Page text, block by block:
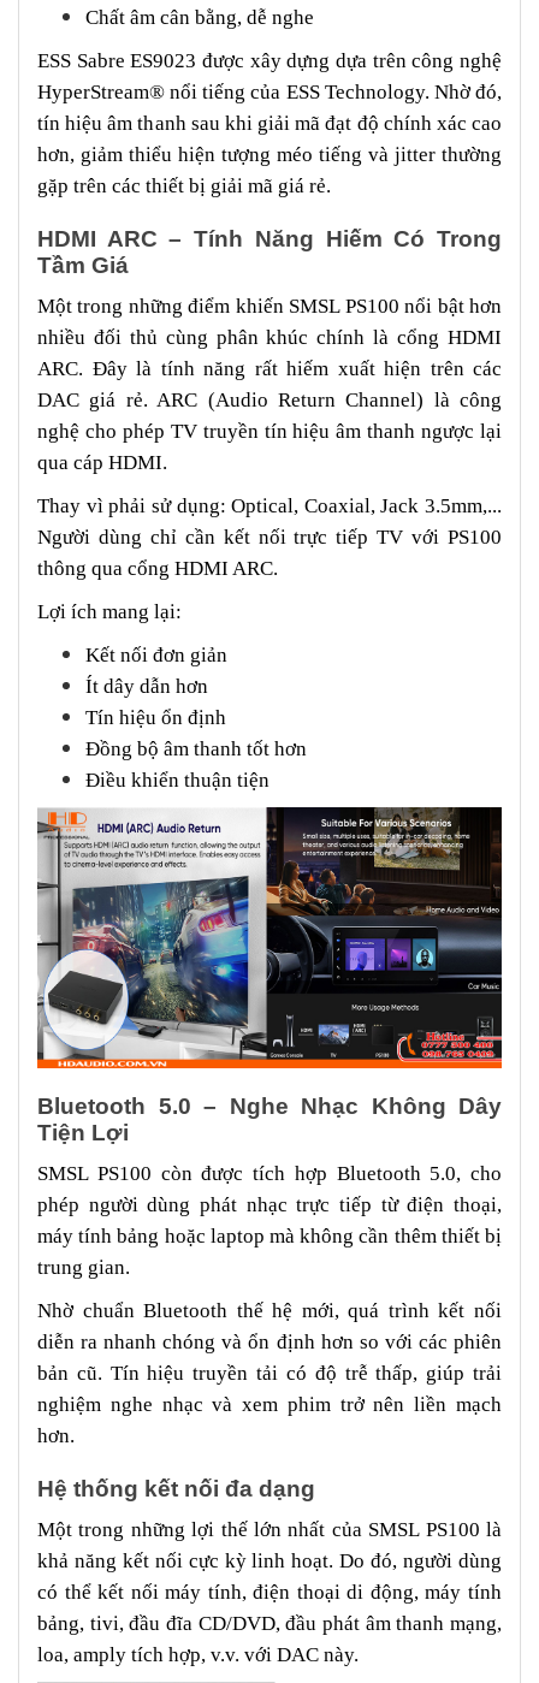
Chất âm cân bằng, dễ nghe
ESS Sabre ES9023 được xây dựng dựa trên công nghệ
HyperStream® nổi tiếng của ESS Technology. Nhờ đó,
tín hiệu âm thanh sau khi giải mã đạt độ chính xác cao
hơn, giảm thiểu hiện tượng méo tiếng và jitter thường
gặp trên các thiết bị giải mã giá rẻ.
HDMI ARC – Tính Năng Hiếm Có Trong
Tầm Giá
Một trong những điểm khiến SMSL PS100 nổi bật hơn
nhiều đối thủ cùng phân khúc chính là cổng HDMI
ARC. Đây là tính năng rất hiếm xuất hiện trên các
DAC giá rẻ. ARC (Audio Return Channel) là công
nghệ cho phép TV truyền tín hiệu âm thanh ngược lại
qua cáp HDMI.
Thay vì phải sử dụng: Optical, Coaxial, Jack 3.5mm,...
Người dùng chỉ cần kết nối trực tiếp TV với PS100
thông qua cổng HDMI ARC.
Lợi ích mang lại:
Kết nối đơn giản
Ít dây dẫn hơn
Tín hiệu ổn định
Đồng bộ âm thanh tốt hơn
Điều khiển thuận tiện
Bluetooth 5.0 – Nghe Nhạc Không Dây
Tiện Lợi
SMSL PS100 còn được tích hợp Bluetooth 5.0, cho
phép người dùng phát nhạc trực tiếp từ điện thoại,
máy tính bảng hoặc laptop mà không cần thêm thiết bị
trung gian.
Nhờ chuẩn Bluetooth thế hệ mới, quá trình kết nối
diễn ra nhanh chóng và ổn định hơn so với các phiên
bản cũ. Tín hiệu truyền tải có độ trễ thấp, giúp trải
nghiệm nghe nhạc và xem phim trở nên liền mạch
hơn.
Hệ thống kết nối đa dạng
Một trong những lợi thế lớn nhất của SMSL PS100 là
khả năng kết nối cực kỳ linh hoạt. Do đó, người dùng
có thể kết nối máy tính, điện thoại di động, máy tính
bảng, tivi, đầu đĩa CD/DVD, đầu phát âm thanh mạng,
loa, amply tích hợp, v.v. với DAC này.